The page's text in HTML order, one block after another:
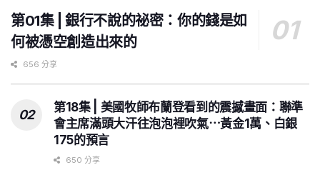
第01集 | 銀行不說的祕密：你的錢是如
何被憑空創造出來的
656 分享
第18集 | 美國牧師布蘭登看到的震撼畫面：聯準
會主席滿頭大汗往泡泡裡吹氣⋯黃金1萬、白銀
175的預言
650 分享